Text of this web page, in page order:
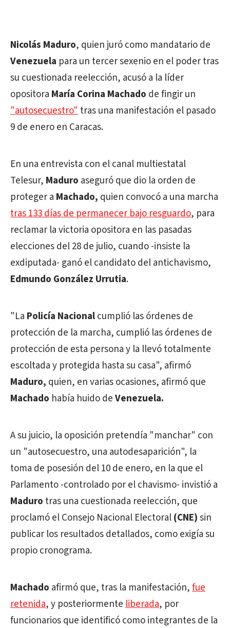
Nicolás Maduro, quien juró como mandatario de
Venezuela para un tercer sexenio en el poder tras
su cuestionada reelección, acusó a la líder
opositora María Corina Machado de fingir un
"autosecuestro"tras una manifestación el pasado
9 de enero en Caracas.
En una entrevista con el canal multiestatal
Telesur, Maduro aseguró que dio la orden de
proteger a Machado, quien convocó a una marcha
tras 133 días de permanecer bajo resguardo, para
reclamar la victoria opositora en las pasadas
elecciones del 28 de julio, cuando -insiste la
exdiputada- ganó el candidato del antichavismo,
Edmundo González Urrutia.
"La Policía Nacionalcumplió las órdenes de
protección de la marcha, cumplió las órdenes de
protección de esta persona y la llevó totalmente
escoltada y protegida hasta su casa", afirmó
Maduro, quien, en varias ocasiones, afirmó que
Machado había huido deVenezuela.
A su juicio, la oposición pretendía "manchar" con
un "autosecuestro, una autodesaparición", la
toma de posesión del 10 de enero, en la que el
Parlamento -controlado por el chavismo- invistió a
Maduro tras una cuestionada reelección, que
proclamó el Consejo Nacional Electoral(CNE)sin
publicar los resultados detallados, como exigía su
propio cronograma.
Machado afirmó que, tras la manifestación,fue
retenida, y posteriormenteliberada, por
funcionarios que identificó como integrantes de la